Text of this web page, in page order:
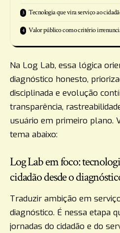
Tecnologia que vira serviço ao
Valor público como critério
Na Log Lab, essa lógica
diagnóstico honesto,
disciplinada e evolução
transparência,
usuário em primeiro plano.
tema abaixo:
Log Lab em foco:
cidadão desde o
Traduzir ambição em
diagnóstico. É nessa etapa
jornadas do cidadão e do